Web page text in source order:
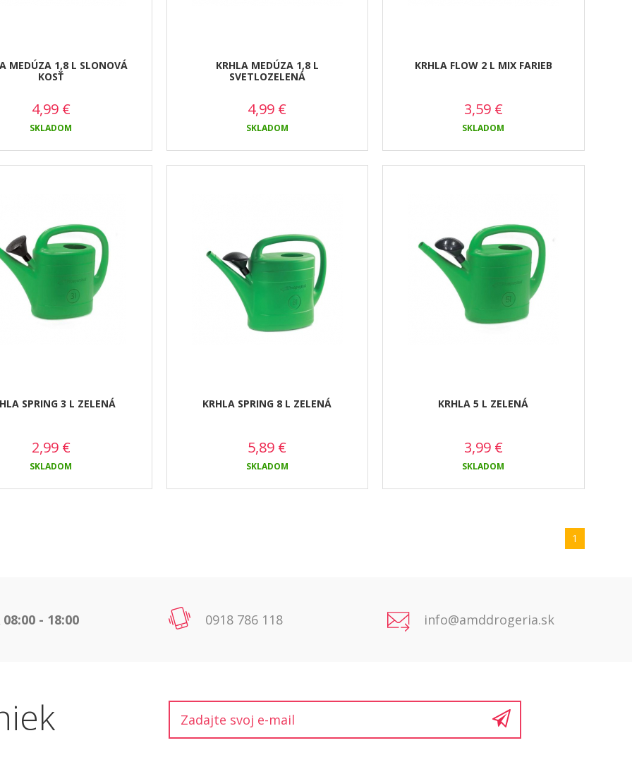
MEDÚZA 1,8 L SLONOVÁ
KOSŤ
4,99 €
SKLADOM
KRHLA MEDÚZA 1,8 L
SVETLOZELENÁ
4,99 €
SKLADOM
KRHLA FLOW 2 L MIX FARIEB
3,59 €
SKLADOM
SPRING 3 L ZELENÁ
2,99 €
SKLADOM
KRHLA SPRING 8 L ZELENÁ
5,89 €
SKLADOM
KRHLA 5 L ZELENÁ
3,99 €
SKLADOM
1
- 18:00 0918 786 118 info@amddrogeria.sk